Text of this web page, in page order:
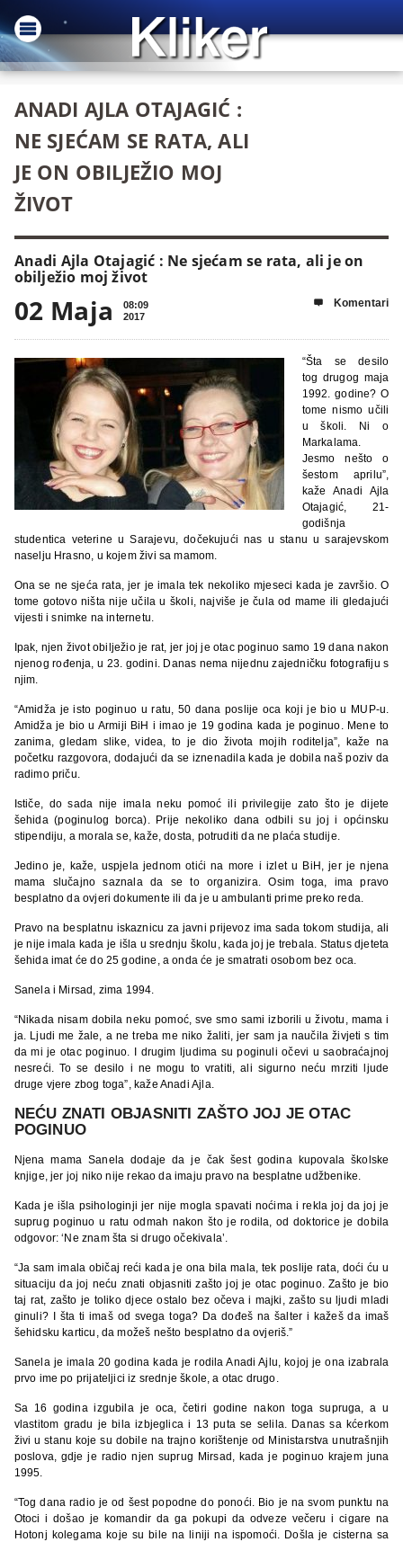
ANADI AJLA OTAJAGIĆ :
NE SJEĆAM SE RATA, ALI
JE ON OBILJEŽIO MOJ
ŽIVOT
Anadi Ajla Otajagić : Ne sjećam se rata, ali je on
obilježio moj život
02 Maja
08:09
2017
 Komentari
“Šta se desilo
tog drugog maja
1992. godine? O
tome nismo učili
u školi. Ni o
Markalama.
Jesmo nešto o
šestom aprilu”,
kaže Anadi Ajla
Otajagić, 21-
godišnja
studentica veterine u Sarajevu, dočekujući nas u stanu u sarajevskom
naselju Hrasno, u kojem živi sa mamom.
Ona se ne sjeća rata, jer je imala tek nekoliko mjeseci kada je završio. O
tome gotovo ništa nije učila u školi, najviše je čula od mame ili gledajući
vijesti i snimke na internetu.
Ipak, njen život obilježio je rat, jer joj je otac poginuo samo 19 dana nakon
njenog rođenja, u 23. godini. Danas nema nijednu zajedničku fotografiju s
njim.
“Amidža je isto poginuo u ratu, 50 dana poslije oca koji je bio u MUP-u.
Amidža je bio u Armiji BiH i imao je 19 godina kada je poginuo. Mene to
zanima, gledam slike, videa, to je dio života mojih roditelja”, kaže na
početku razgovora, dodajući da se iznenadila kada je dobila naš poziv da
radimo priču.
Ističe, do sada nije imala neku pomoć ili privilegije zato što je dijete
šehida (poginulog borca). Prije nekoliko dana odbili su joj i općinsku
stipendiju, a morala se, kaže, dosta, potruditi da ne plaća studije.
Jedino je, kaže, uspjela jednom otići na more i izlet u BiH, jer je njena
mama slučajno saznala da se to organizira. Osim toga, ima pravo
besplatno da ovjeri dokumente ili da je u ambulanti prime preko reda.
Pravo na besplatnu iskaznicu za javni prijevoz ima sada tokom studija, ali
je nije imala kada je išla u srednju školu, kada joj je trebala. Status djeteta
šehida imat će do 25 godine, a onda će je smatrati osobom bez oca.
Sanela i Mirsad, zima 1994.
“Nikada nisam dobila neku pomoć, sve smo sami izborili u životu, mama i
ja. Ljudi me žale, a ne treba me niko žaliti, jer sam ja naučila živjeti s tim
da mi je otac poginuo. I drugim ljudima su poginuli očevi u saobraćajnoj
nesreći. To se desilo i ne mogu to vratiti, ali sigurno neću mrziti ljude
druge vjere zbog toga”, kaže Anadi Ajla.
NEĆU ZNATI OBJASNITI ZAŠTO JOJ JE OTAC
POGINUO
Njena mama Sanela dodaje da je čak šest godina kupovala školske
knjige, jer joj niko nije rekao da imaju pravo na besplatne udžbenike.
Kada je išla psihologinji jer nije mogla spavati noćima i rekla joj da joj je
suprug poginuo u ratu odmah nakon što je rodila, od doktorice je dobila
odgovor: ‘Ne znam šta si drugo očekivala’.
“Ja sam imala običaj reći kada je ona bila mala, tek poslije rata, doći ću u
situaciju da joj neću znati objasniti zašto joj je otac poginuo. Zašto je bio
taj rat, zašto je toliko djece ostalo bez očeva i majki, zašto su ljudi mladi
ginuli? I šta ti imaš od svega toga? Da dođeš na šalter i kažeš da imaš
šehidsku karticu, da možeš nešto besplatno da ovjeriš.”
Sanela je imala 20 godina kada je rodila Anadi Ajlu, kojoj je ona izabrala
prvo ime po prijateljici iz srednje škole, a otac drugo.
Sa 16 godina izgubila je oca, četiri godine nakon toga supruga, a u
vlastitom gradu je bila izbjeglica i 13 puta se selila. Danas sa kćerkom
živi u stanu koje su dobile na trajno korištenje od Ministarstva unutrašnjih
poslova, gdje je radio njen suprug Mirsad, kada je poginuo krajem juna
1995.
“Tog dana radio je od šest popodne do ponoći. Bio je na svom punktu na
Otoci i došao je komandir da ga pokupi da odveze večeru i cigare na
Hotonj kolegama koje su bile na liniji na ispomoći. Došla je cisterna sa